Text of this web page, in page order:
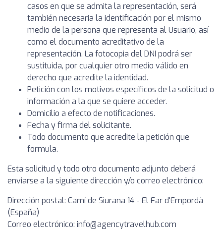
casos en que se admita la representación, será
también necesaria la identificación por el mismo
medio de la persona que representa al Usuario, así
como el documento acreditativo de la
representación. La fotocopia del DNI podrá ser
sustituida, por cualquier otro medio válido en
derecho que acredite la identidad.
Petición con los motivos específicos de la solicitud o
información a la que se quiere acceder.
Domicilio a efecto de notificaciones.
Fecha y firma del solicitante.
Todo documento que acredite la petición que
formula.
Esta solicitud y todo otro documento adjunto deberá
enviarse a la siguiente dirección y/o correo electrónico:
Dirección postal: Camí de Siurana 14 - El Far d'Empordà
(España)
Correo electrónico: info@agencytravelhub.com